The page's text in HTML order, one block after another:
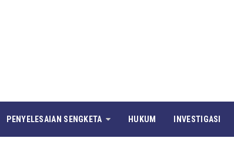
PENYELESAIAN SENGKETA HUKUM INVESTIGASI